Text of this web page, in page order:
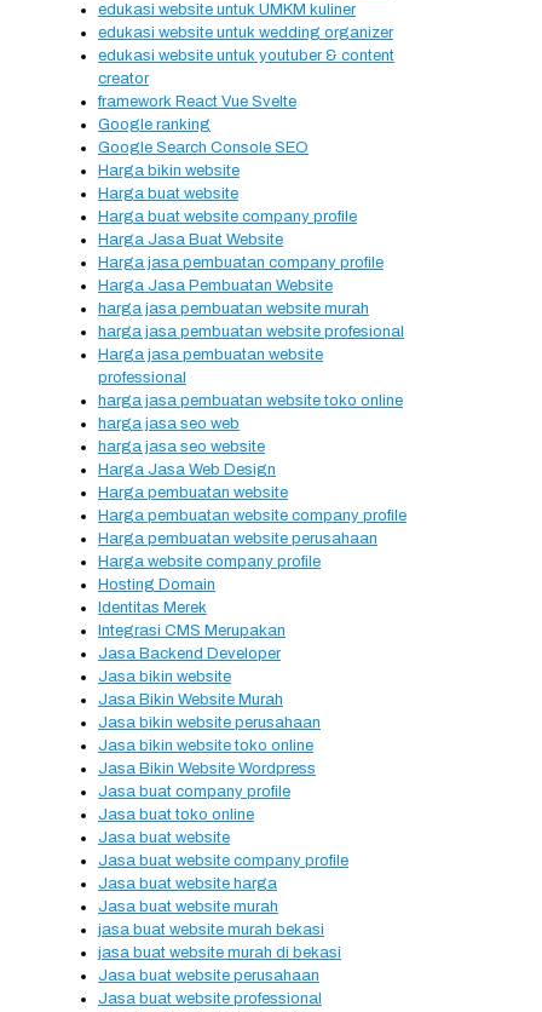
edukasi website untuk UMKM kuliner
edukasi website untuk wedding organizer
edukasi website untuk youtuber & content
creator
framework React Vue Svelte
Google ranking
Google Search Console SEO
Harga bikin website
Harga buat website
Harga buat website company profile
Harga Jasa Buat Website
Harga jasa pembuatan company profile
Harga Jasa Pembuatan Website
harga jasa pembuatan website murah
harga jasa pembuatan website profesional
Harga jasa pembuatan website
professional
harga jasa pembuatan website toko online
harga jasa seo web
harga jasa seo website
Harga Jasa Web Design
Harga pembuatan website
Harga pembuatan website company profile
Harga pembuatan website perusahaan
Harga website company profile
Hosting Domain
Identitas Merek
Integrasi CMS Merupakan
Jasa Backend Developer
Jasa bikin website
Jasa Bikin Website Murah
Jasa bikin website perusahaan
Jasa bikin website toko online
Jasa Bikin Website Wordpress
Jasa buat company profile
Jasa buat toko online
Jasa buat website
Jasa buat website company profile
Jasa buat website harga
Jasa buat website murah
jasa buat website murah bekasi
jasa buat website murah di bekasi
Jasa buat website perusahaan
Jasa buat website professional